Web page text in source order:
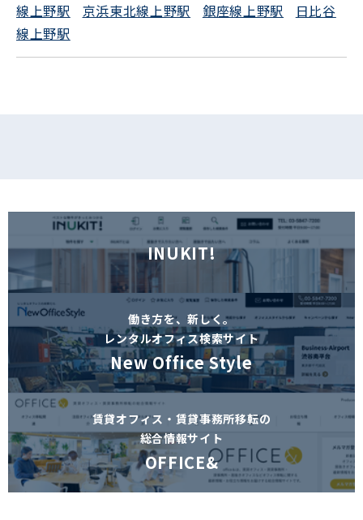
線上野駅
京浜東北線上野駅 銀座線上野駅
日比谷
線上野駅
INUKIT!
働き方を、新しく。
レンタルオフィス検索サイト
New Office Style
賃貸オフィス・賃貸事務所移転の
総合情報サイト
OFFICE&